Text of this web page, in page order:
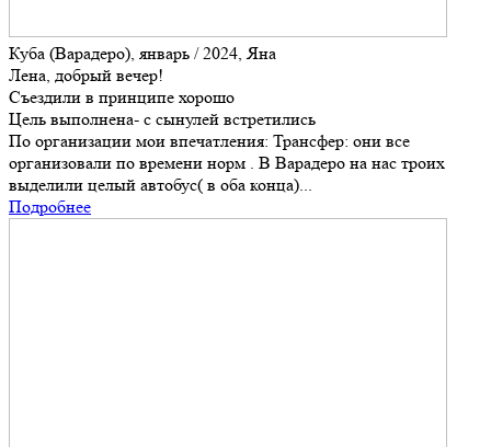
Куба (Варадеро), январь / 2024, Яна
Лена, добрый вечер!
Съездили в принципе хорошо
Цель выполнена- с сынулей встретились
По организации мои впечатления: Трансфер: они все
организовали по времени норм . В Варадеро на нас троих
выделили целый автобус( в оба конца)...
Подробнее